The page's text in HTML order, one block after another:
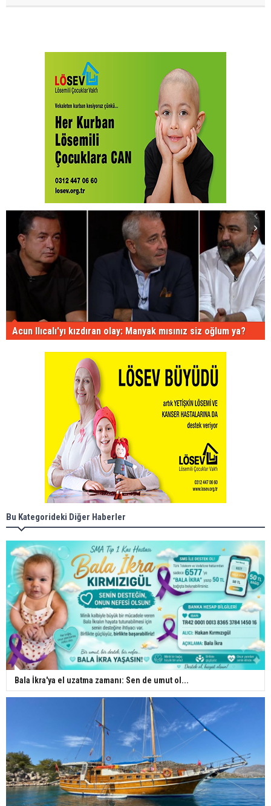
Acun Ilıcalı'yı kızdıran olay: Manyak mısınız siz oğlum ya?
Bu Kategorideki Diğer Haberler
Bala İkra'ya el uzatma zamanı: Sen de umut ol...